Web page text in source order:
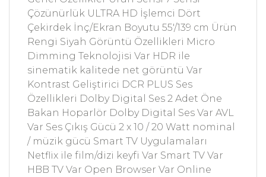
Çözünürlük ULTRA HD İşlemci Dört
Çekirdek İnç/Ekran Boyutu 55'/139 cm Ürün
Rengi Siyah Görüntü Özellikleri Micro
Dimming Teknolojisi Var HDR ile
sinematik kalitede net görüntü Var
Kontrast Geliştirici DCR PLUS Ses
Özellikleri Dolby Digital Ses 2 Adet Öne
Bakan Hoparlör Dolby Digital Ses Var AVL
Var Ses Çıkış Gücü 2 x 10 / 20 Watt nominal
/ müzik gücü Smart TV Uygulamaları
Netflix ile film/dizi keyfi Var Smart TV Var
HBB TV Var Open Browser Var Online